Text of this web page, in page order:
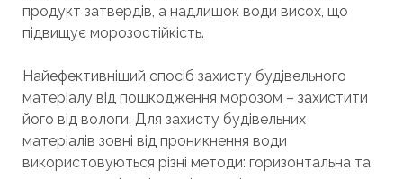
продукт затвердів, а надлишок води висох, що
підвищує морозостійкість.
Найефективніший спосіб захисту будівельного
матеріалу від пошкодження морозом – захистити
його від вологи. Для захисту будівельних
матеріалів зовні від проникнення води
використовуються різні методи: горизонтальна та